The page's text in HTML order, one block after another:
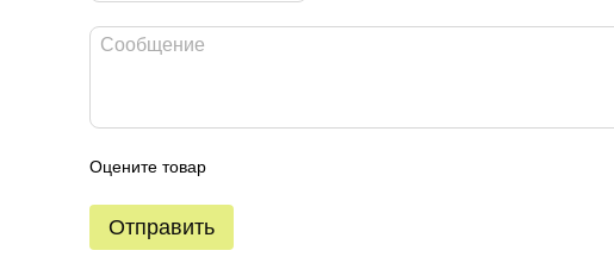
Оцените товар
Отправить